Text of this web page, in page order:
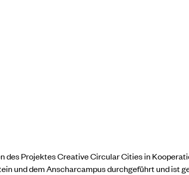
desProjektes Creative Circular Citiesin
und dem Anscharcampus durchgeführt und ist